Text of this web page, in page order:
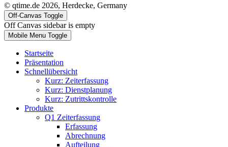
© qtime.de 2026, Herdecke, Germany
Off-Canvas Toggle
Off Canvas sidebar is empty
Mobile Menu Toggle
Startseite
Präsentation
Schnellübersicht
Kurz: Zeiterfassung
Kurz: Dienstplanung
Kurz: Zutrittskontrolle
Produkte
Q1 Zeiterfassung
Erfassung
Abrechnung
Aufteilung